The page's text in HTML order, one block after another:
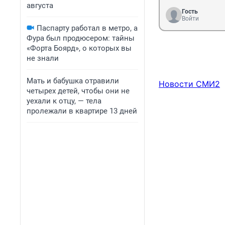
августа
Паспарту работал в метро, а
Фура был продюсером: тайны
«Форта Боярд», о которых вы
не знали
Мать и бабушка отравили
четырех детей, чтобы они не
уехали к отцу, — тела
пролежали в квартире 13 дней
Гость
Войти
Новости СМИ2